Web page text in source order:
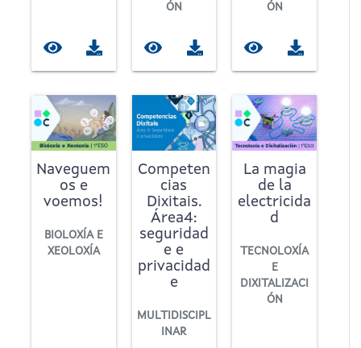
ÓN
ÓN
Naveguem
os e
voemos!
BIOLOXÍA E
XEOLOXÍA
Competen
cias
Dixitais.
Área4:
seguridad
e e
privacidad
e
MULTIDISCIPL
INAR
La magia
de la
electricida
d
TECNOLOXÍA
E
DIXITALIZACI
ÓN